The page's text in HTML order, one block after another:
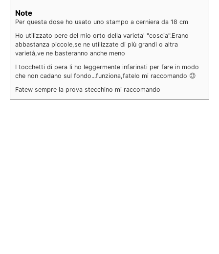
Note
Per questa dose ho usato uno stampo a cerniera da 18 cm
Ho utilizzato pere del mio orto della varieta' "coscia".Erano
abbastanza piccole,se ne utilizzate di più grandi o altra
varietà,ve ne basteranno anche meno
I tocchetti di pera li ho leggermente infarinati per fare in modo
che non cadano sul fondo...funziona,fatelo mi raccomando 😉
Fatew sempre la prova stecchino mi raccomando